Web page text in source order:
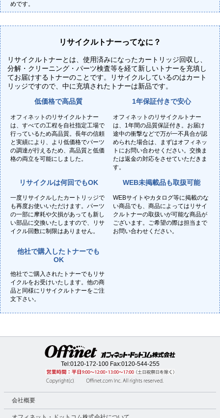
めです。
リサイクルトナーってなに？
リサイクルトナーとは、使用済みになったカートリッジ回収し、
分解・クリーニング・パーツ検査等を経て新しいトナーを充填し
てお届けするトナーのことです。リサイクルしているのはカート
リッジですので、中に充填されたトナーは新品です。
低価格で高品質
オフィネットのリサイクルトナー
は、すべての工程を自社指定工場で
行っているため高品質。長年の信頼
と実績により、より低価格でパーツ
の調達が行えるため、高品質と低価
格の両立を可能にしました。
1年保証付きで安心
オフィネットのリサイクルトナー
は、1年間の品質保証付き。お届け
途中の衝撃などで万が一不具合が認
められた場合は、まずはオフィネッ
トにお問い合わせください。交換ま
たは返金の対応をさせていただきま
す。
リサイクルは何回でもOK
一度リサイクルしたカートリッジで
も再度お使いいただけます。パーツ
の一部に摩耗や欠損があっても新し
い部品に交換いたしますので、リサ
イクル回数に制限はありません。
WEB未掲載品も取扱可能
WEBサイトやカタログ等に掲載のな
い商品でも、商品によってはリサイ
クルトナーの取扱いが可能な商品が
ございます。ご希望の際は担当まで
お問い合わせください。
他社で購入したトナーでも
OK
他社でご購入されたトナーでもリサ
イクルをお受けいたします。他の商
品と同様にリサイクルトナーをご注
文下さい。
Tel:0120-172-100Fax:0120-544-255
会社概要